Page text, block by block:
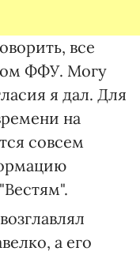
все
ФФУ. Могу
я дал. Для
на
совсем
а его